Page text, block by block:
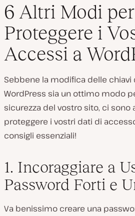
6 Altri Modi per
Proteggere i
Accessi a
Sebbene la modifica delle chiavi
WordPress sia un ottimo modo
sicurezza del vostro sito, ci sono
proteggere i vostri dati di
consigli essenziali!
1. Incoraggiare a
Password Forti e
Va benissimo creare una